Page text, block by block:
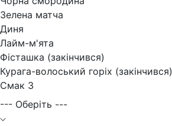
Зелена матча
Диня
Лайм-м'ята
Фісташка (закінчився)
Курага-волоський горіх (закінчився)
Смак 3
--- Оберіть ---